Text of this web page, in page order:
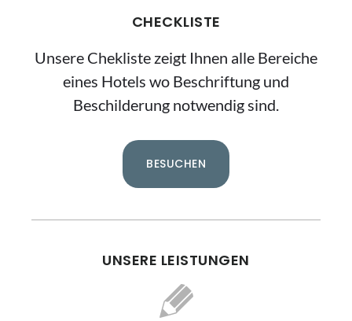
CHECKLISTE
Unsere Chekliste zeigt Ihnen alle Bereiche
eines Hotels wo Beschriftung und
Beschilderung notwendig sind.
BESUCHEN
UNSERE LEISTUNGEN